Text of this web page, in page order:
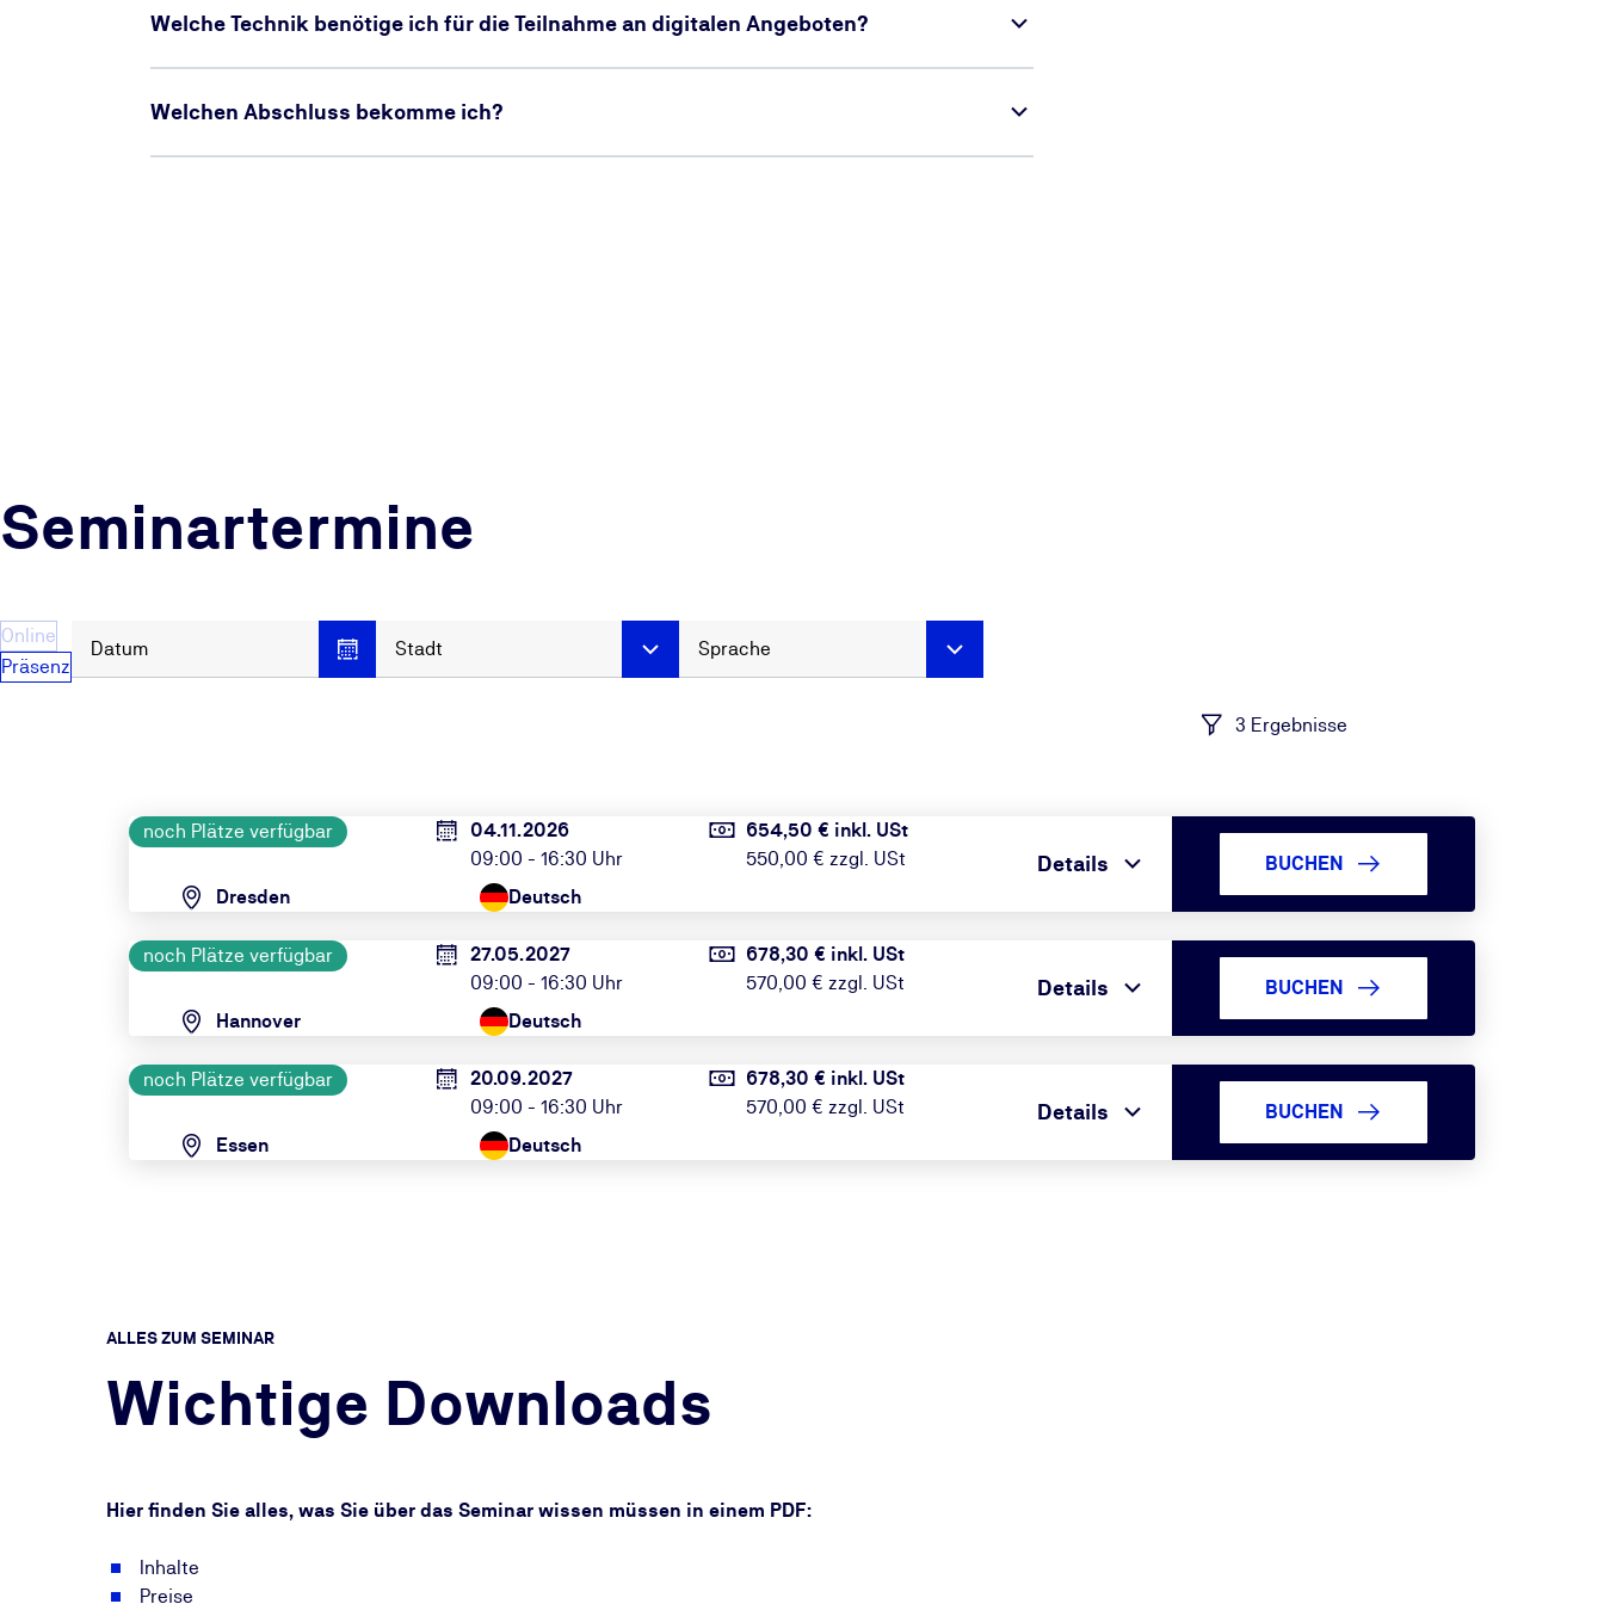
Welche Technik benötige ich für die Teilnahme an digitalen Angeboten?
Welchen Abschluss bekomme ich?
Seminartermine
Online
Präsenz
Datum Stadt Sprache
3 Ergebnisse
noch Plätze verfügbar
04.11.2026
09:00 - 16:30 Uhr
654,50 € inkl. USt
550,00 € zzgl. USt
Dresden
Deutsch
Details BUCHEN
noch Plätze verfügbar
27.05.2027
09:00 - 16:30 Uhr
678,30 € inkl. USt
570,00 € zzgl. USt
Hannover
Deutsch
Details BUCHEN
noch Plätze verfügbar
20.09.2027
09:00 - 16:30 Uhr
678,30 € inkl. USt
570,00 € zzgl. USt
Essen
Deutsch
Details BUCHEN
ALLES ZUM SEMINAR
Wichtige Downloads
Hier finden Sie alles, was Sie über das Seminar wissen müssen in einem PDF:
Inhalte
Preise